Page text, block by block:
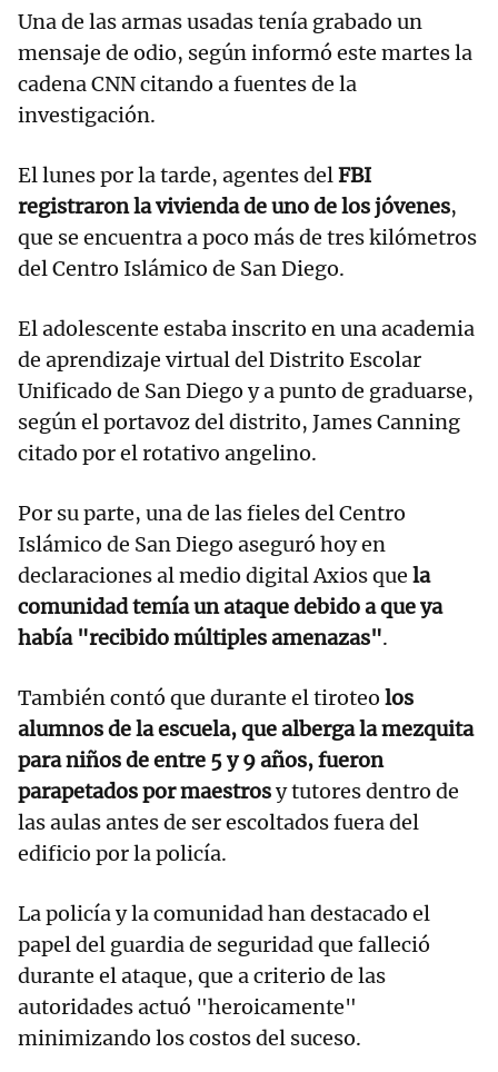
Una de las armas usadas tenía grabado un
mensaje de odio, según informó este martes la
cadena CNN citando a fuentes de la
investigación.
El lunes por la tarde, agentes delFBI
registraron la vivienda de uno de los jóvenes,
que se encuentra a poco más de tres kilómetros
del Centro Islámico de San Diego.
El adolescente estaba inscrito en una academia
de aprendizaje virtual del Distrito Escolar
Unificado de San Diego y a punto de graduarse,
según el portavoz del distrito, James Canning
citado por el rotativo angelino.
Por su parte, una de las fieles del Centro
Islámico de San Diego aseguró hoy en
declaraciones al medio digital Axios que la
comunidad temía un ataque debido a que ya
había "recibido múltiples amenazas".
También contó que durante el tiroteo los
alumnos de la escuela, que alberga la mezquita
para niños de entre 5 y 9 años, fueron
parapetados por maestrosy tutores dentro de
las aulas antes de ser escoltados fuera del
edificio por la policía.
La policía y la comunidad han destacado el
papel del guardia de seguridad que falleció
durante el ataque, que a criterio de las
autoridades actuó "heroicamente"
minimizando los costos del suceso.